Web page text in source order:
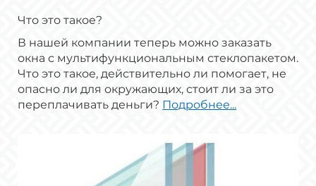
Что это такое?
В нашей компании теперь можно заказать
окна с мультифункциональным стеклопакетом.
Что это такое, действительно ли помогает, не
опасно ли для окружающих, стоит ли за это
переплачивать деньги? Подробнее...